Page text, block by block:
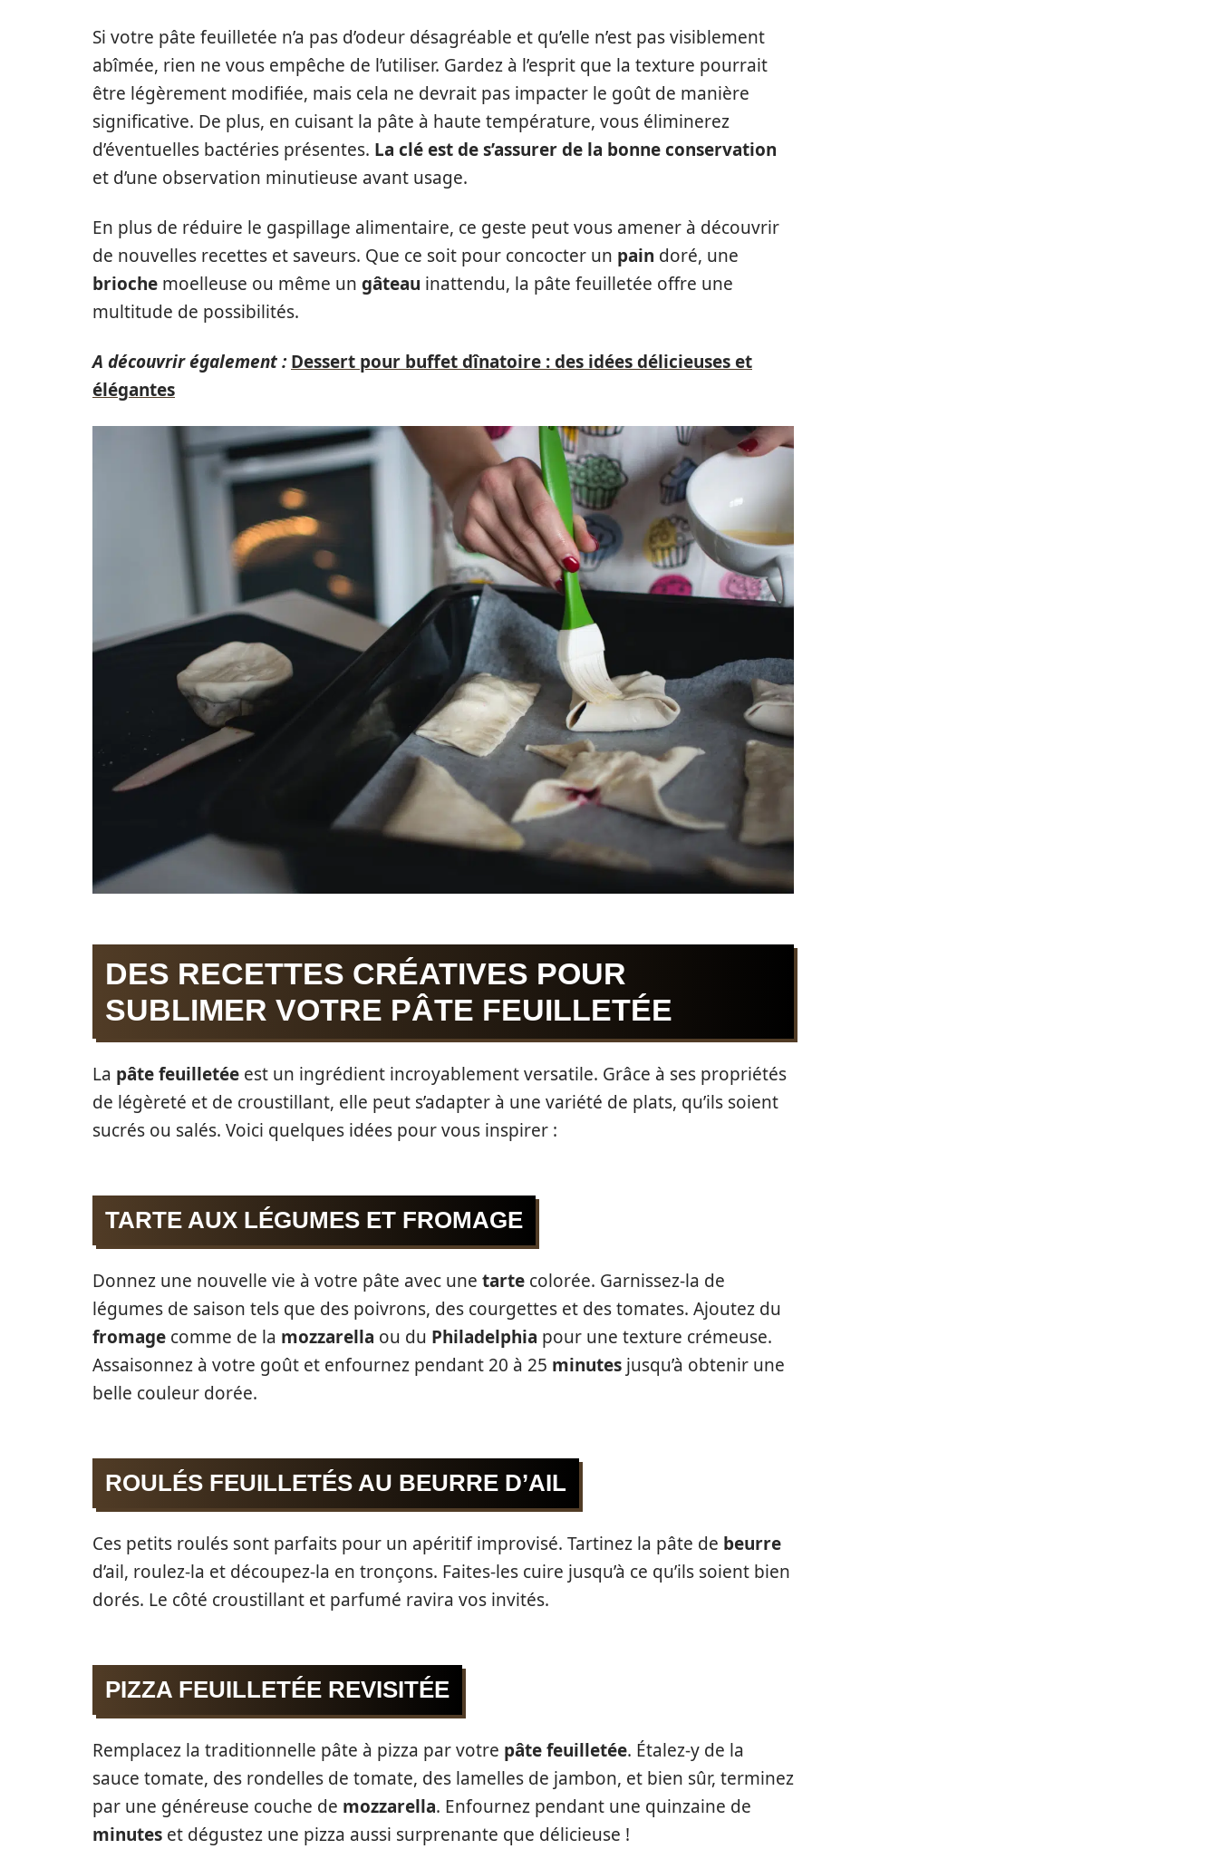
Si votre pâte feuilletée n’a pas d’odeur désagréable et qu’elle n’est pas visiblement
abîmée, rien ne vous empêche de l’utiliser. Gardez à l’esprit que la texture pourrait
être légèrement modifiée, mais cela ne devrait pas impacter le goût de manière
significative. De plus, en cuisant la pâte à haute température, vous éliminerez
d’éventuelles bactéries présentes. La clé est de s’assurer de la bonne conservation
et d’une observation minutieuse avant usage.
En plus de réduire le gaspillage alimentaire, ce geste peut vous amener à découvrir
de nouvelles recettes et saveurs. Que ce soit pour concocter un pain doré, une
brioche moelleuse ou même un gâteau inattendu, la pâte feuilletée offre une
multitude de possibilités.
A découvrir également : Dessert pour buffet dînatoire : des idées délicieuses et
élégantes
DES RECETTES CRÉATIVES POUR
SUBLIMER VOTRE PÂTE FEUILLETÉE
La pâte feuilletée est un ingrédient incroyablement versatile. Grâce à ses propriétés
de légèreté et de croustillant, elle peut s’adapter à une variété de plats, qu’ils soient
sucrés ou salés. Voici quelques idées pour vous inspirer :
TARTE AUX LÉGUMES ET FROMAGE
Donnez une nouvelle vie à votre pâte avec une tarte colorée. Garnissez-la de
légumes de saison tels que des poivrons, des courgettes et des tomates. Ajoutez du
fromage comme de la mozzarella ou du Philadelphia pour une texture crémeuse.
Assaisonnez à votre goût et enfournez pendant 20 à 25 minutes jusqu’à obtenir une
belle couleur dorée.
ROULÉS FEUILLETÉS AU BEURRE D’AIL
Ces petits roulés sont parfaits pour un apéritif improvisé. Tartinez la pâte de beurre
d’ail, roulez-la et découpez-la en tronçons. Faites-les cuire jusqu’à ce qu’ils soient bien
dorés. Le côté croustillant et parfumé ravira vos invités.
PIZZA FEUILLETÉE REVISITÉE
Remplacez la traditionnelle pâte à pizza par votre pâte feuilletée. Étalez-y de la
sauce tomate, des rondelles de tomate, des lamelles de jambon, et bien sûr, terminez
par une généreuse couche de mozzarella. Enfournez pendant une quinzaine de
minutes et dégustez une pizza aussi surprenante que délicieuse !